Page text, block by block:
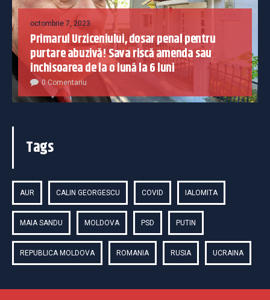
octombrie 7, 2023
Primarul Urziceniului, dosar penal pentru
purtare abuzivă! Sava riscă amenda sau
închisoarea de la o lună la 6 luni
0 Comentariu
Tags
AUR CALIN GEORGESCU COVID IALOMITA
MAIA SANDU MOLDOVA PSD PUTIN
REPUBLICA MOLDOVA ROMANIA RUSIA UCRAINA